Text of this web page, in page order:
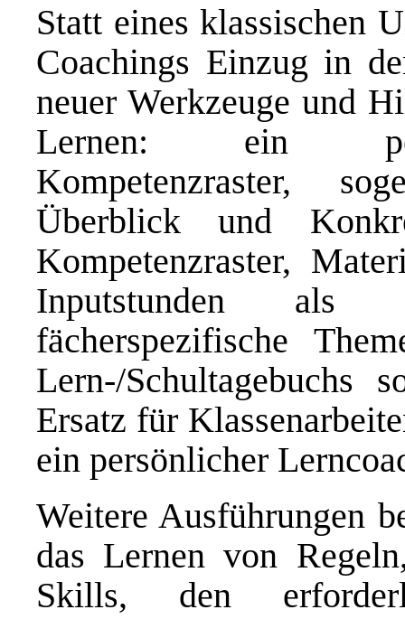
Statt eines klassischen
Coachings Einzug in
neuer Werkzeuge und
Lernen: ein
Kompetenzraster,
Überblick und
Kompetenzraster,
Inputstunden als
fächerspezifische
Lern-/Schultagebuchs
Ersatz für
ein persönlicher
Weitere Ausführungen
das Lernen von
Skills, den